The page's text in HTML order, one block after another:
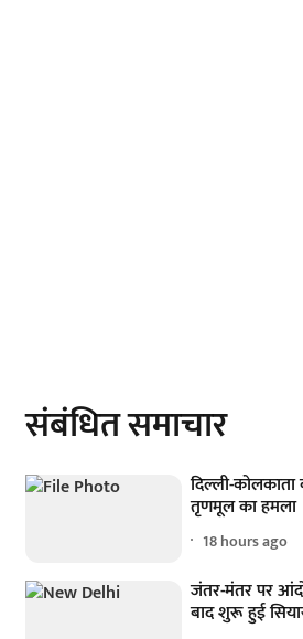
संबंधित समाचार
दिल्ली-
तृणमूल का हमला
18 hours ago
जंतर-मंतर पर
बाद शुरू हुई